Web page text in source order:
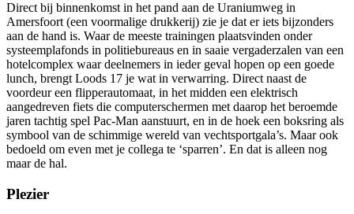
Direct bij binnenkomst in het pand aan de Uraniumweg in
Amersfoort (een voormalige drukkerij) zie je dat er iets bijzonders
aan de hand is. Waar de meeste trainingen plaatsvinden onder
systeemplafonds in politiebureaus en in saaie vergaderzalen van een
hotelcomplex waar deelnemers in ieder geval hopen op een goede
lunch, brengt Loods 17 je wat in verwarring. Direct naast de
voordeur een flipperautomaat, in het midden een elektrisch
aangedreven fiets die computerschermen met daarop het beroemde
jaren tachtig spel Pac-Man aanstuurt, en in de hoek een boksring als
symbool van de schimmige wereld van vechtsportgala’s. Maar ook
bedoeld om even met je collega te ‘sparren’. En dat is alleen nog
maar de hal.
Plezier